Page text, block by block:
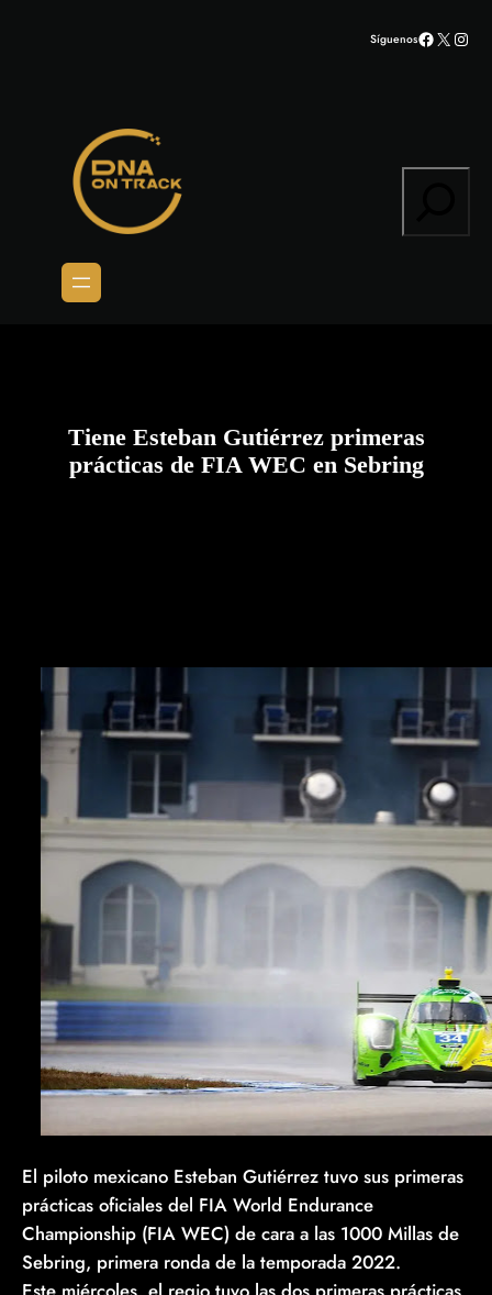
SíguenosFacebook
X
Tiene Esteban Gutiérrez primeras
prácticas de FIA WEC en Sebring
El piloto mexicano Esteban Gutiérrez tuvo sus primeras
prácticas oficiales del FIA World Endurance
Championship (FIA WEC) de cara a las 1000 Millas de
Sebring, primera ronda de la temporada 2022.